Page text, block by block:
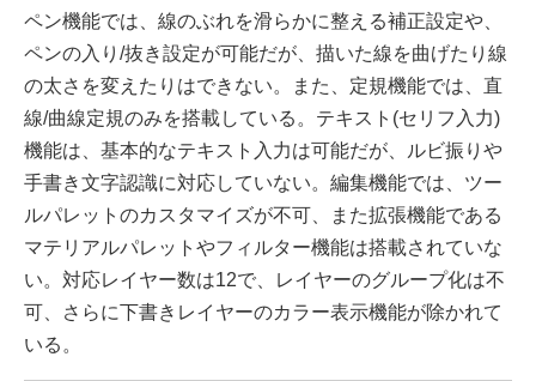
ペン機能では、線のぶれを滑らかに整える補正設定や、
ペンの入り/抜き設定が可能だが、描いた線を曲げたり線
の太さを変えたりはできない。また、定規機能では、直
線/曲線定規のみを搭載している。テキスト(セリフ入力)
機能は、基本的なテキスト入力は可能だが、ルビ振りや
手書き文字認識に対応していない。編集機能では、ツー
ルパレットのカスタマイズが不可、また拡張機能である
マテリアルパレットやフィルター機能は搭載されていな
い。対応レイヤー数は12で、レイヤーのグループ化は不
可、さらに下書きレイヤーのカラー表示機能が除かれて
いる。